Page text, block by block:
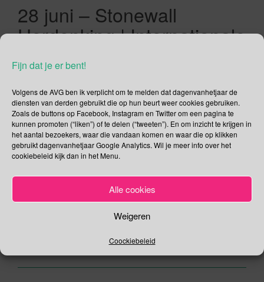
Fijn dat je er bent!
Volgens de AVG ben ik verplicht om te melden dat dagenvanhetjaar de
diensten van derden gebruikt die op hun beurt weer cookies gebruiken.
Zoals de buttons op Facebook, Instagram en Twitter om een pagina te
kunnen promoten (“liken”) of te delen (“tweeten”). En om inzicht te krijgen in
het aantal bezoekers, waar die vandaan komen en waar die op klikken
gebruikt dagenvanhetjaar Google Analytics. Wil je meer info over het
cookiebeleid kijk dan in het Menu.
Alle cookies
Weigeren
Coockiebeleid
28 juni – Stonewall
Herdenking | Internationale
Piercingdag |
CAPSLOCKDAY | Tau-dag
28/06/2021 Gina Makken Juni
De Stonewall Herdenking? Wat herdenken we dan precies?
In 1969 vonden in New York de Stonewall rellen plaats. Deze
rellen zijn genoemd naar de Stonewall Inn. In deze Gay Bar
politie getreiterd. Op 28 juni 1969 waren de gay klanten het